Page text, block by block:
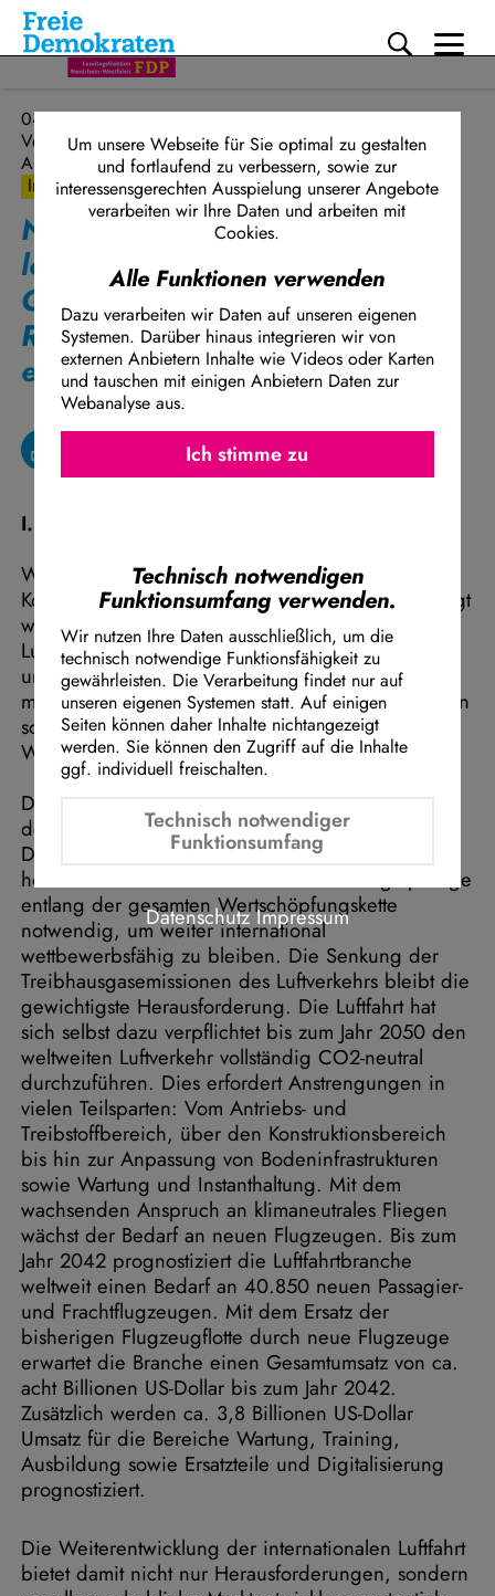
Direkt zum Inhalt
04.06.2024
Verkehr und Mobilität, Industrie
Antrag
Initiative
Nordrhein-Westfalen völlig
losgelöst von der Erde –
Gemeinsam eine Luft- und
Raumfahrtstrategie für NRW
entwickeln
I. Ausgangslage
Weltweit stecken in fast jedem Flugzeug
Komponenten, die in Nordrhein-Westfalen gefertigt
werden. Nordrhein-Westfalen ist ein Land der
Luftfahrt-Zulieferer und verfügt im Bereich der Luft-
und Raumfahrtbranche über eine starke
mittelständisch geprägte Zulieferindustrie mit vielen
sog. „Hidden Champions“ über die gesamte
Wertschöpfungskette hinweg.
Der Anpassungsdruck in der Luftfahrtbranche in
den Bereichen der Digitalisierung,
Dekarbonisierung und Demographie ist aktuell
hoch und macht revolutionäre Entwicklungssprünge
entlang der gesamten Wertschöpfungskette
notwendig, um weiter international
wettbewerbsfähig zu bleiben. Die Senkung der
Treibhausgasemissionen des Luftverkehrs bleibt die
gewichtigste Herausforderung. Die Luftfahrt hat
sich selbst dazu verpflichtet bis zum Jahr 2050 den
weltweiten Luftverkehr vollständig CO2-neutral
durchzuführen. Dies erfordert Anstrengungen in
vielen Teilsparten: Vom Antriebs- und
Treibstoffbereich, über den Konstruktionsbereich
bis hin zur Anpassung von Bodeninfrastrukturen
sowie Wartung und Instanthaltung. Mit dem
wachsenden Anspruch an klimaneutrales Fliegen
wächst der Bedarf an neuen Flugzeugen. Bis zum
Jahr 2042 prognostiziert die Luftfahrtbranche
weltweit einen Bedarf an 40.850 neuen Passagier-
und Frachtflugzeugen. Mit dem Ersatz der
bisherigen Flugzeugflotte durch neue Flugzeuge
erwartet die Branche einen Gesamtumsatz von ca.
acht Billionen US-Dollar bis zum Jahr 2042.
Zusätzlich werden ca. 3,8 Billionen US-Dollar
Umsatz für die Bereiche Wartung, Training,
Ausbildung sowie Ersatzteile und Digitalisierung
prognostiziert.
Die Weiterentwicklung der internationalen Luftfahrt
bietet damit nicht nur Herausforderungen, sondern
Um unsere Webseite für Sie optimal zu gestalten
und fortlaufend zu verbessern, sowie zur
interessensgerechten Ausspielung unserer Angebote
verarbeiten wir Ihre Daten und arbeiten mit
Cookies.
Technisch notwendigen
Funktionsumfang verwenden.
Wir nutzen Ihre Daten ausschließlich, um die
technisch notwendige Funktionsfähigkeit zu
gewährleisten. Die Verarbeitung findet nur auf
unseren eigenen Systemen statt. Auf einigen
Seiten können daher Inhalte nichtangezeigt
werden. Sie können den Zugriff auf die Inhalte
ggf. individuell freischalten.
Technisch notwendiger
Funktionsumfang
Alle Funktionen verwenden
Dazu verarbeiten wir Daten auf unseren eigenen
Systemen. Darüber hinaus integrieren wir von
externen Anbietern Inhalte wie Videos oder Karten
und tauschen mit einigen Anbietern Daten zur
Webanalyse aus.
Facebook Embed / Facebook Connect
Google Maps Embed
Ich stimme zu
Ich stimme
Datenschutz Impressum